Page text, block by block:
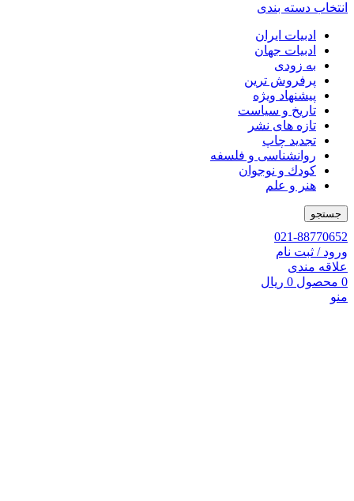
انتخاب دسته بندی
ادبیات ایران
ادبیات جهان
به زودی
پرفروش ترین
پیشنهاد ویژه
تاریخ و سیاست
تازه های نشر
تجدید چاپ
روانشناسی و فلسفه
کودك و نوجوان
هنر و علم
جستجو
021-88770652
ورود / ثبت نام
علاقه مندی
0 محصول 0 ریال
منو